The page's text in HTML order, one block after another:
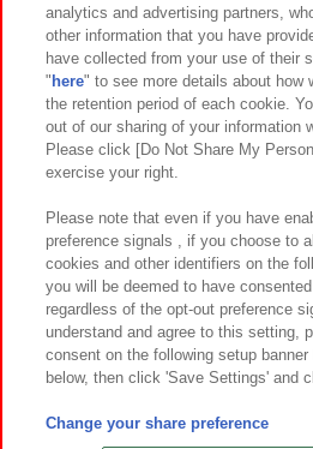
関連会社 サステナビリティ
プライバシーポリシー ウェブアク
お取引先さまとともに
カスタマーハラスメント対応方針 よ
©Bandai Namco
©Bandai Namco
analytics and advertising partners,
other information that you have
have collected from your use of their
" here" to see more details about how
the retention period of each cookie.
out of our sharing of your information
Please click [Do Not Share My
exercise your right.
Please note that even if you have
preference signals , if you choose to
cookies and other identifiers on the
you will be deemed to have
regardless of the opt-out preference
understand and agree to this setting,
consent on the following setup
below, then click 'Save Settings' and
Change your share preference